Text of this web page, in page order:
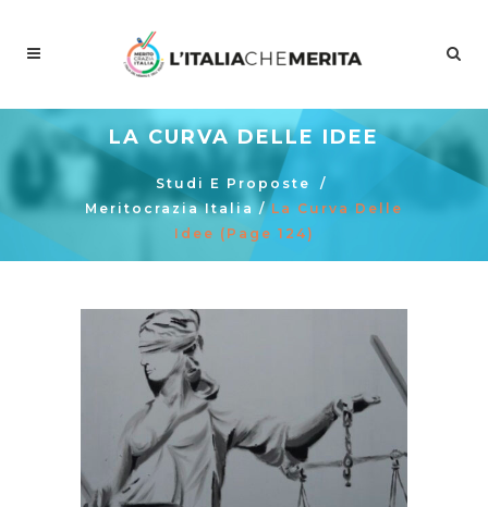
LA CURVA DELLE IDEE
Studi E Proposte
/
Meritocrazia Italia /La Curva Delle
Idee (Page 124)